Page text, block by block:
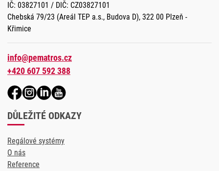
IČ: 03827101 / DIČ: CZ03827101
Chebská 79/23 (Areál TEP a.s., Budova D), 322 00 Plzeň -
Křimice
info@pematros.cz
+420 607 592 388
DŮLEŽITÉ ODKAZY
Regálové systémy
O nás
Reference